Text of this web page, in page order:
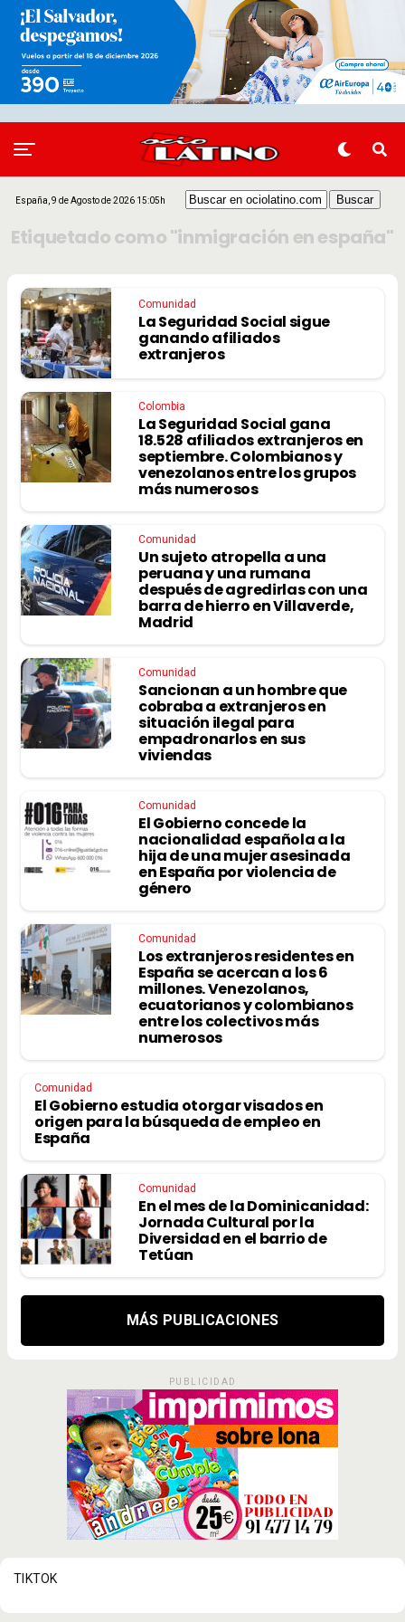
España, 9 de Agosto de 2026 15:05h
Etiquetado como "inmigración en españa"
Comunidad
La Seguridad Social sigue
ganando afiliados
extranjeros
Colombia
La Seguridad Social gana
18.528 afiliados extranjeros en
septiembre. Colombianos y
venezolanos entre los grupos
más numerosos
Comunidad
Un sujeto atropella a una
peruana y una rumana
después de agredirlas con una
barra de hierro en Villaverde,
Madrid
Comunidad
Sancionan a un hombre que
cobraba a extranjeros en
situación ilegal para
empadronarlos en sus
viviendas
Comunidad
El Gobierno concede la
nacionalidad española a la
hija de una mujer asesinada
en España por violencia de
género
Comunidad
Los extranjeros residentes en
España se acercan a los 6
millones. Venezolanos,
ecuatorianos y colombianos
entre los colectivos más
numerosos
Comunidad
El Gobierno estudia otorgar visados en
origen para la búsqueda de empleo en
España
Comunidad
En el mes de la Dominicanidad:
Jornada Cultural por la
Diversidad en el barrio de
Tetúan
MÁS PUBLICACIONES
PUBLICIDAD
TIKTOK